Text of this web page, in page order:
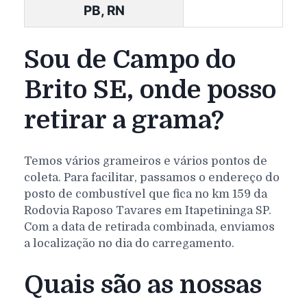
PB, RN
Sou de Campo do
Brito SE, onde posso
retirar a grama?
Temos vários grameiros e vários pontos de
coleta. Para facilitar, passamos o endereço do
posto de combustível que fica no km 159 da
Rodovia Raposo Tavares em Itapetininga SP.
Com a data de retirada combinada, enviamos
a localização no dia do carregamento.
Quais são as nossas